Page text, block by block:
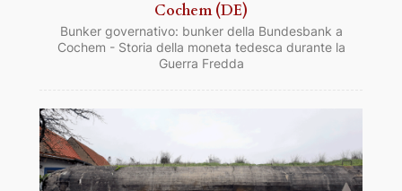
Cochem (DE)
Bunker governativo: bunker della Bundesbank a
Cochem - Storia della moneta tedesca durante la
Guerra Fredda